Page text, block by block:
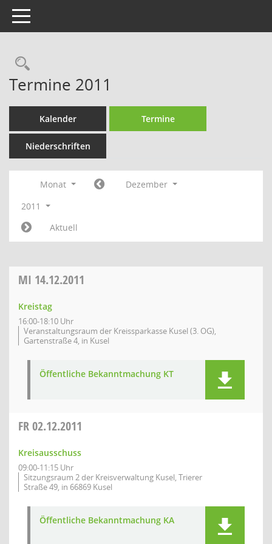
Toggle navigation
Rechercheauswahl
Termine 2011
Kalender Termine
Niederschriften
Monat
Dezember
2011
Aktuell
MI 14.12.2011
Kreistag
16:00-18:10 Uhr
Veranstaltungsraum der Kreissparkasse Kusel (3. OG),
Gartenstraße 4, in Kusel
Öffentliche Bekanntmachung KT
FR02.12.2011
Kreisausschuss
09:00-11:15 Uhr
Sitzungsraum 2 der Kreisverwaltung Kusel, Trierer
Straße 49, in 66869 Kusel
Öffentliche Bekanntmachung KA